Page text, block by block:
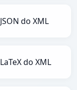
JSON do XML
LaTeX do XML